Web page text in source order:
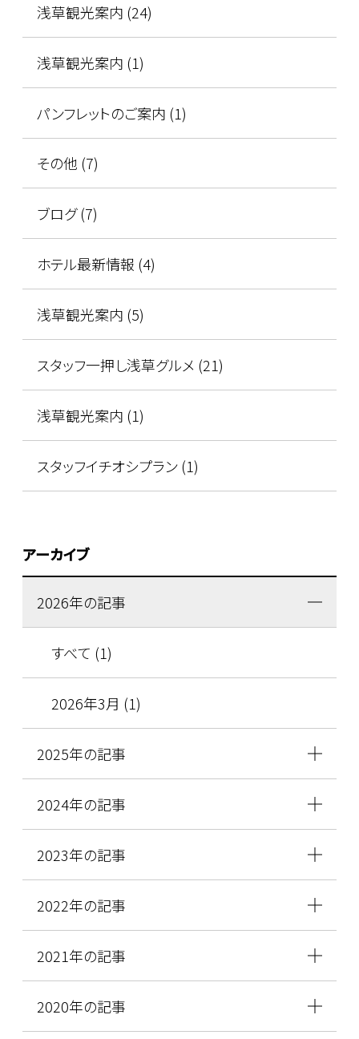
浅草観光案内 (24)
浅草観光案内 (1)
パンフレットのご案内 (1)
その他 (7)
ブログ (7)
ホテル最新情報 (4)
浅草観光案内 (5)
スタッフ一押し浅草グルメ (21)
浅草観光案内 (1)
スタッフイチオシプラン (1)
アーカイブ
2026年の記事
すべて (1)
2026年3月 (1)
2025年の記事
2024年の記事
2023年の記事
2022年の記事
2021年の記事
2020年の記事